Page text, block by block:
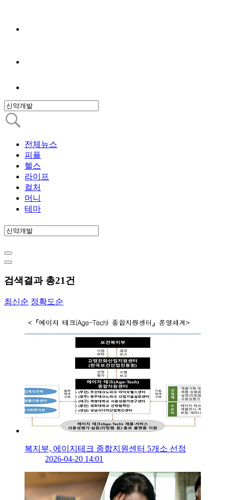
전체뉴스
피플
헬스
라이프
컬처
머니
테마
검색결과 총21건
최신순 정확도순
복지부, 에이지테크 종합지원센터 5개소 선정
2026-04-20 14:01